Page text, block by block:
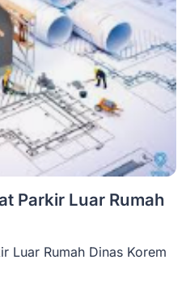
Parkir Luar Rumah
Luar Rumah Dinas Korem